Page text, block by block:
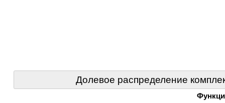
Долевое распределение